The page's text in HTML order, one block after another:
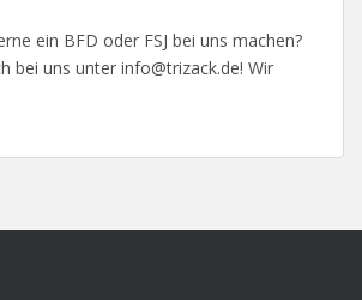
ein BFD oder FSJ bei uns machen?
bei uns unter info@trizack.de! Wir